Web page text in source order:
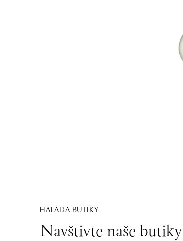
HALADA BUTIKY
Navštivte naše butiky